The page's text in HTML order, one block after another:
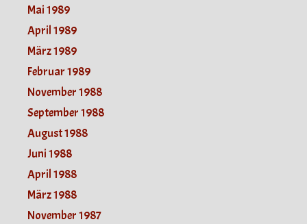
Mai 1989
April 1989
März 1989
Februar 1989
November 1988
September 1988
August 1988
Juni 1988
April 1988
März 1988
November 1987